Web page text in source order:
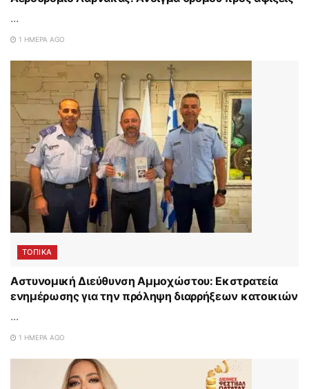
...
1 ΗΜΈΡΑ AGO
ΤΟΠΙΚΑ
Αστυνομική Διεύθυνση Αμμοχώστου: Εκστρατεία
ενημέρωσης για την πρόληψη διαρρήξεων κατοικιών
...
1 ΗΜΈΡΑ AGO